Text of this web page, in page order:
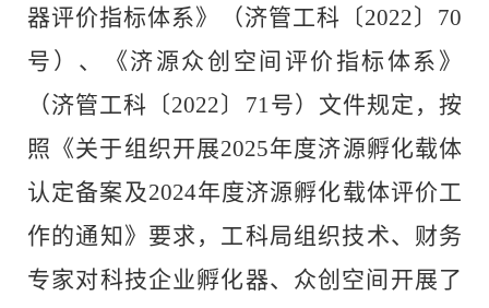
器评价指标体系》（济管工科〔2022〕 70
号）、
《济源众创空间评价指标体系》
（济管工科 〔2022〕 71号） 文件规定，按
照 《关于组织开展2025年度济源孵化载体
认定备案及2024年度济源孵化载体评价工
作的通知》 要求， 工科局组织技术、财务
专家对科技企业孵化器、众创空间开展了